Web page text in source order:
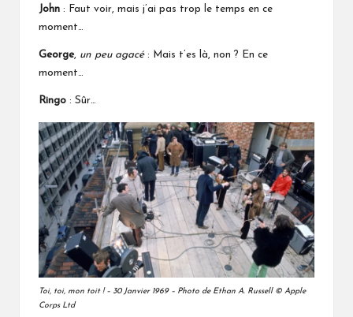
John : Faut voir, mais j’ai pas trop le temps en ce
moment…
George, un peu agacé : Mais t’es là, non ? En ce
moment…
Ringo : Sûr…
Toi, toi, mon toit ! – 30 Janvier 1969 – Photo de Ethan A. Russell © Apple
Corps Ltd